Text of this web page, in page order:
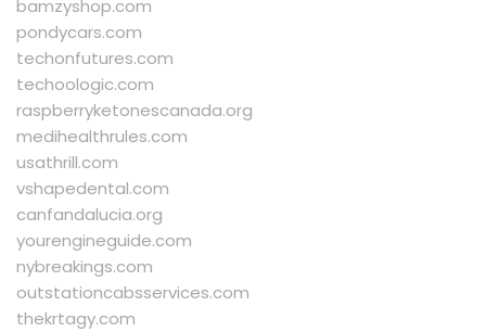
bamzyshop.com
pondycars.com
techonfutures.com
techoologic.com
raspberryketonescanada.org
medihealthrules.com
usathrill.com
vshapedental.com
canfandalucia.org
yourengineguide.com
nybreakings.com
outstationcabsservices.com
thekrtagy.com